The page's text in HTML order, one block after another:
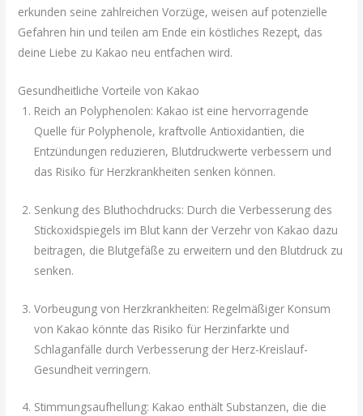
erkunden seine zahlreichen Vorzüge, weisen auf potenzielle
Gefahren hin und teilen am Ende ein köstliches Rezept, das
deine Liebe zu Kakao neu entfachen wird.
Gesundheitliche Vorteile von Kakao
Reich an Polyphenolen: Kakao ist eine hervorragende
Quelle für Polyphenole, kraftvolle Antioxidantien, die
Entzündungen reduzieren, Blutdruckwerte verbessern und
das Risiko für Herzkrankheiten senken können.
Senkung des Bluthochdrucks: Durch die Verbesserung des
Stickoxidspiegels im Blut kann der Verzehr von Kakao dazu
beitragen, die Blutgefäße zu erweitern und den Blutdruck zu
senken.
Vorbeugung von Herzkrankheiten: Regelmäßiger Konsum
von Kakao könnte das Risiko für Herzinfarkte und
Schlaganfälle durch Verbesserung der Herz-Kreislauf-
Gesundheit verringern.
Stimmungsaufhellung: Kakao enthält Substanzen, die die